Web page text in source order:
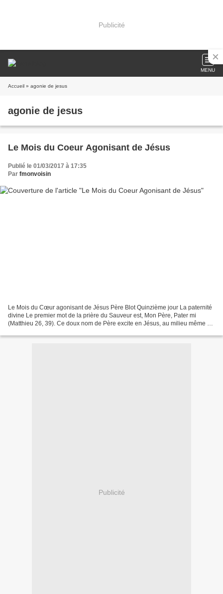
Publicité
MENU
Accueil » agonie de jesus
agonie de jesus
Le Mois du Coeur Agonisant de Jésus
Publié le 01/03/2017 à 17:35
Par fmonvoisin
Le Mois du Cœur agonisant de Jésus Père Blot Quinzième jour La paternité
divine Le premier mot de la prière du Sauveur est, Mon Père, Pater mi
(Matthieu 26, 39). Ce doux nom de Père excite en Jésus, au milieu même de
Publicité